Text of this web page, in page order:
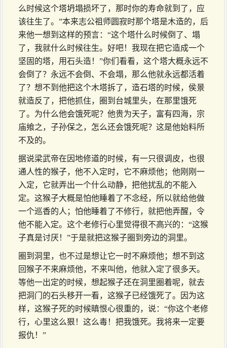
么时候这个塔坍塌损坏了，那时你的寿命就到了，应
该往生了。”本来志公祖师圆寂时那个塔是木造的，后
来他一想到这样的预言：“这个塔什么时候倒了、塌
了，我就什么时候往生。好吧！我现在把它造成一个
坚固的塔，用石头造！”你们看看，这个塔大概永远不
会倒了？永远不会倒、不会塌，那么他就永远都活着
了？想不到他把这个木塔拆了，造石塔的时候，侯景
就造反了，把他抓住，圈到台城里头，在那里饿死
了。为什么他会饿死呢？他贵为天子，富有四海，宗
庙飨之，子孙保之，怎么还会饿死呢？这是他始料所
不及的。
据说梁武帝在因地修道的时候，有一只很调皮，也很
通人性的猴子，他不入定时，它不麻烦他；他刚刚一
入定，它就弄出一个什么动静，把他扰乱的不能入
定。这猴子大概是怕他睡着了不念经，所以就给他做
一个巡香的人；怕他睡着了不修行，就把他弄醒，令
他不能入定。这个老修行心里觉得很不高兴的：“这猴
子真是讨厌！”于是就把这猴子圈到旁边的洞里。
圈到洞里，也不过是想让它一时不麻烦他；想不到这
回猴子不来麻烦他，不来叫他，他就入定了很多天。
等他一出定的时候，想起猴子还在洞里圈着呢，就去
把洞门的石头移开一看，这猴子已经饿死了。因为这
样，这猴子死的时候瞋恨心很重的，说：“你这个老修
行，心里这么狠！这么毒！把我饿死。我将来一定要
报仇！”